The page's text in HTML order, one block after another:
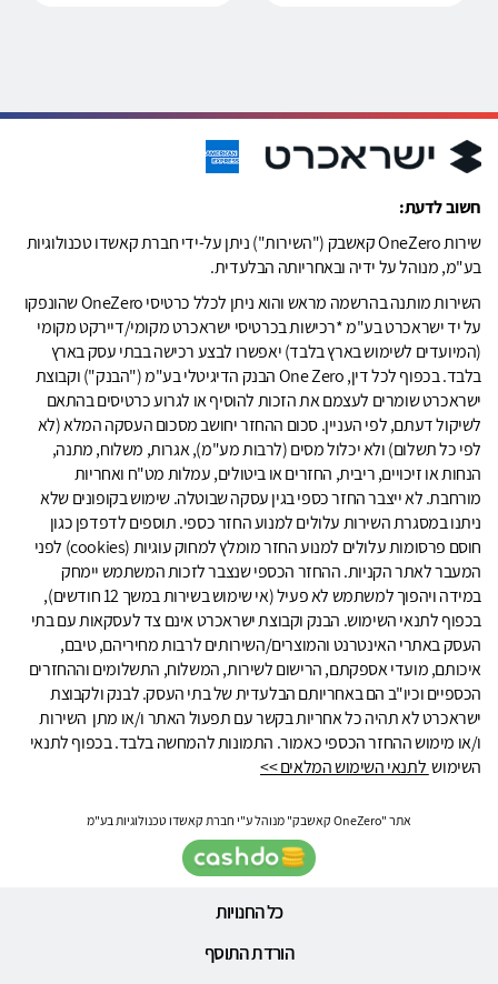
חשוב לדעת:
שירות OneZero קאשבק ("השירות") ניתן על-ידי חברת קאשדו טכנולוגיות
בע"מ, מנוהל על ידיה ובאחריותה הבלעדית.
השירות מותנה בהרשמה מראש והוא ניתן לכלל כרטיסי OneZero שהונפקו
על יד ישראכרט בע"מ *רכישות בכרטיסי ישראכרט מקומי/דיירקט מקומי
(המיועדים לשימוש בארץ בלבד) יאפשרו לבצע רכישה בבתי עסק בארץ
בלבד. בכפוף לכל דין, One Zero הבנק הדיגיטלי בע"מ ("הבנק") וקבוצת
ישראכרט שומרים לעצמם את הזכות להוסיף או לגרוע כרטיסים בהתאם
לשיקול דעתם, לפי העניין. סכום ההחזר יחושב מסכום העסקה המלא (לא
לפי כל תשלום) ולא יכלול מסים (לרבות מע"מ), אגרות, משלוח, מתנה,
הנחות או זיכויים, ריבית, החזרים או ביטולים, עמלות מט"ח ואחריות
מורחבת. לא ייצבר החזר כספי בגין עסקה שבוטלה. שימוש בקופונים שלא
ניתנו במסגרת השירות עלולים למנוע החזר כספי. תוספים לדפדפן כגון
חוסם פרסומות עלולים למנוע החזר מומלץ למחוק עוגיות (cookies) לפני
המעבר לאתר הקניות. ההחזר הכספי שנצבר לזכות המשתמש יימחק
במידה ויהפוך למשתמש לא פעיל (אי שימוש בשירות במשך 12 חודשים),
בכפוף לתנאי השימוש. הבנק וקבוצת ישראכרט אינם צד לעסקאות עם בתי
העסק באתרי האינטרנט והמוצרים/השירותים לרבות מחיריהם, טיבם,
איכותם, מועדי אספקתם, הרישום לשירות, המשלוח, התשלומים וההחזרים
הכספיים וכיו"ב הם באחריותם הבלעדית של בתי העסק. לבנק ולקבוצת
ישראכרט לא תהיה כל אחריות בקשר עם תפעול האתר ו/או מתן השירות
ו/או מימוש ההחזר הכספי כאמור. התמונות להמחשה בלבד. בכפוף לתנאי
השימוש לתנאי השימוש המלאים >>
אתר "OneZero קאשבק" מנוהל ע"י חברת קאשדו טכנולוגיות בע"מ
כל החנויות
הורדת התוסף